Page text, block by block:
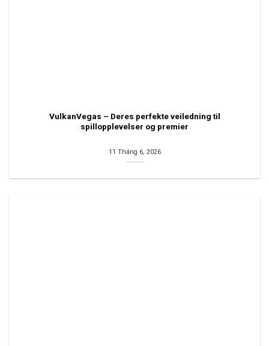
VulkanVegas – Deres perfekte veiledning til
spillopplevelser og premier
11 Tháng 6, 2026